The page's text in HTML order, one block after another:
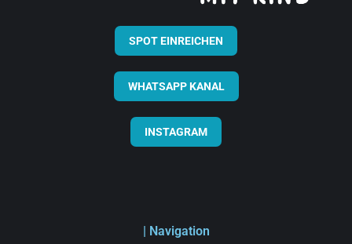
SPOT EINREICHEN
WHATSAPP KANAL
INSTAGRAM
| Navigation